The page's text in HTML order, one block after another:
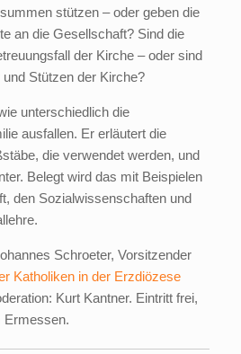
stützen – oder geben die
an die Gesellschaft? Sind die
der Kirche – oder sind
Stützen der Kirche?
unterschiedlich die
ausfallen. Er erläutert die
die verwendet werden, und
Belegt wird das mit Beispielen
den Sozialwissenschaften und
Schroeter, Vorsitzender
Katholiken in der Erzdiözese
Kurt Kantner. Eintritt frei,
Ermessen.